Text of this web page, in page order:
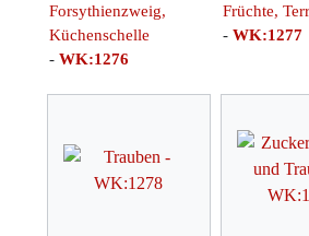
Forsythienzweig,
Küchenschelle
- WK:1276
Früchte,
- WK:1277